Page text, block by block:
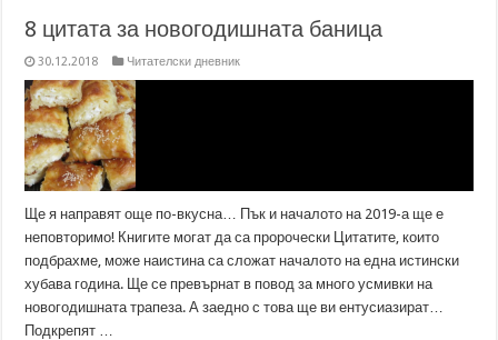
8 цитата за новогодишната баница
30.12.2018 Читателски дневник
Ще я направят още по-вкусна… Пък и началото на 2019-а ще е
неповторимо! Книгите могат да са пророчески Цитатите, които
подбрахме, може наистина са сложат началото на една истински
хубава година. Ще се превърнат в повод за много усмивки на
новогодишната трапеза. А заедно с това ще ви ентусиазират…
Подкрепят …